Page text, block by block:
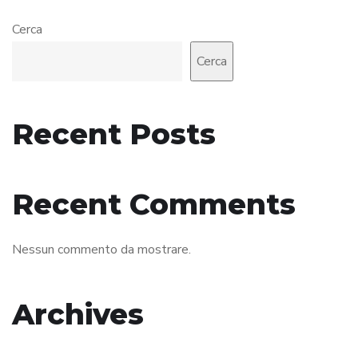
Cerca
Cerca
Recent Posts
Recent Comments
Nessun commento da mostrare.
Archives